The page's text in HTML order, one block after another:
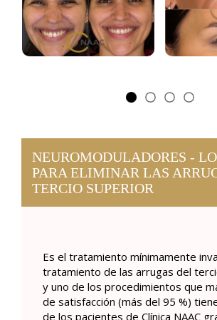
NEUROMODULADORES -
PARA ELIMINAR LAS
TERCIO SUPERIOR
Es el tratamiento mínimamente
tratamiento de las arrugas del
y uno de los procedimientos que
de satisfacción (más del 95 %)
de los pacientes de Clínica NAAC